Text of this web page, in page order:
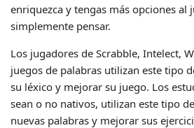
enriquezca y tengas más opciones al
simplemente pensar.
Los jugadores de Scrabble, Intelect,
juegos de palabras utilizan este tipo
su léxico y mejorar su juego. Los
sean o no nativos, utilizan este tipo
nuevas palabras y mejorar sus